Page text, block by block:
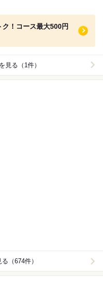
！コース最大500円
見る（1件）
（674件）